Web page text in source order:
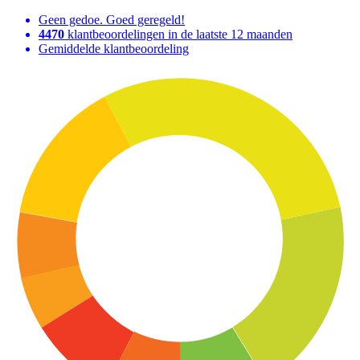
Geen gedoe. Goed geregeld!
4470 klantbeoordelingen in de laatste 12 maanden
Gemiddelde klantbeoordeling